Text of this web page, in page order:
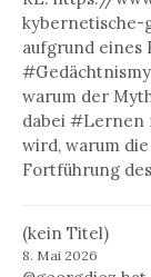
kybernetische-
aufgrund eines
warum der
dabei #Lernen
wird, warum
Fortführung
(kein Titel)
8. Mai 2026